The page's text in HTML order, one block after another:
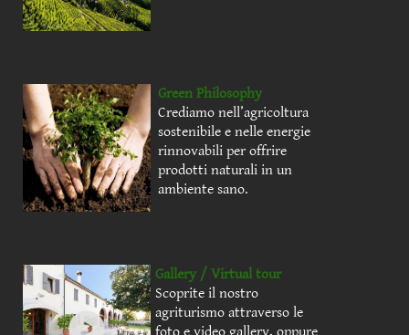
Green Philosophy
Crediamo nell’agricoltura
sostenibile e nelle energie
rinnovabili per offrire
prodotti naturali in un
ambiente sano.
Gallery / Virtual tour
Scoprite il nostro
agriturismo attraverso le